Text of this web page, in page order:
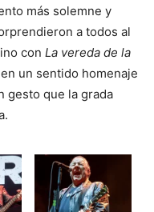
más solemne y
a todos al
con La vereda de la
un sentido homenaje
gesto que la grada